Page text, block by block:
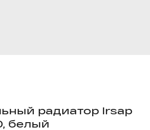
радиатор Irsap
белый